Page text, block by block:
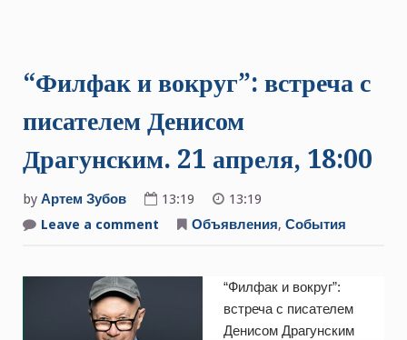
“Филфак и вокруг”: встреча с
писателем Денисом
Драгунским. 21 апреля, 18:00
by Артем Зубов 13:19
13:19
Leave a comment
встреча
Драгунским.
Объявления, События
“Филфак и вокруг”:
встреча с писателем
Денисом Драгунским